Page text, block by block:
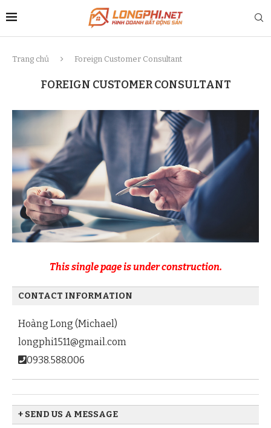
Trang chủ Foreign Customer Consultant
FOREIGN CUSTOMER CONSULTANT
This single page is under construction.
CONTACT INFORMATION
Hoàng Long (Michael)
longphi1511@gmail.com
0938.588.006
+ SEND US A MESSAGE